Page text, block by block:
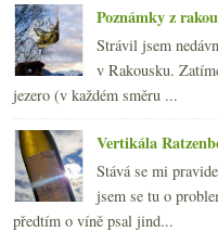
Poznámky z
Strávil jsem
v Rakousku.
jezero (v každém směru ...
Vertikála
Stává se mi
jsem se tu o
předtím o víně psal jind...